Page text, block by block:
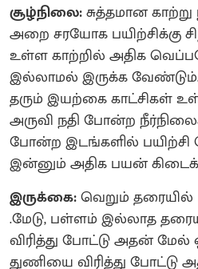
சூழ்நிலை:சுத்தமான
அறை சரயோக பயிற்சிக்கு
உள்ள காற்றில் அதிக
இல்லாமல் இருக்க
தரும் இயற்கை காட்சிகள்
அருவி நதி போன்ற
போன்ற இடங்களில் பயிற்சி
இன்னும் அதிக பயன்
இருக்கை:வெறும் தரையில்
.மேடு, பள்ளம் இல்லாத
விரித்து போட்டு அதன்
துணியை விரித்து போட்டு